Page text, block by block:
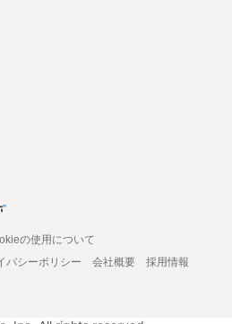
の使用について
バシーポリシー 会社概要
採用情報